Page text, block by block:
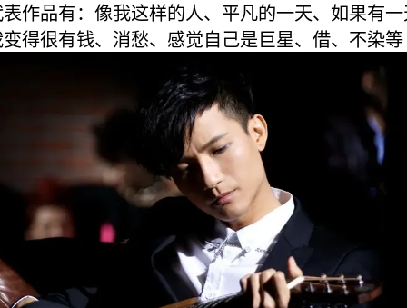
作品有：像我这样的人、平凡的一天、如果有
得很有钱、消愁、感觉自己是巨星、借、不染等